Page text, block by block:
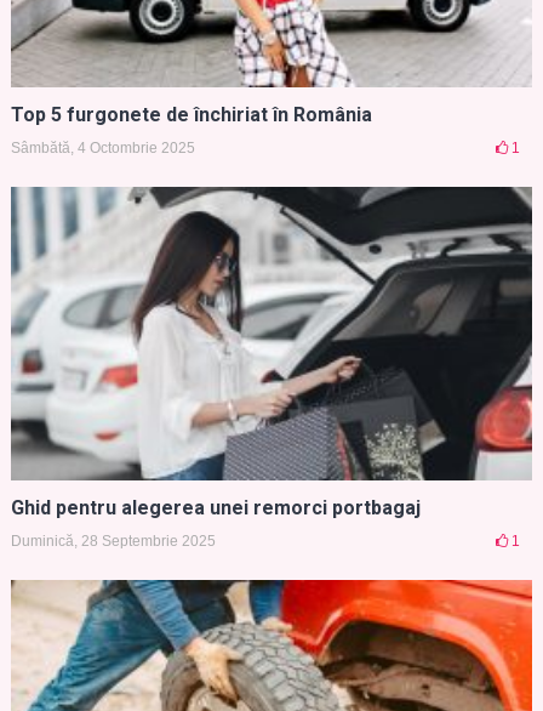
Top 5 furgonete de închiriat în România
Sâmbătă, 4 Octombrie 2025 1
Ghid pentru alegerea unei remorci portbagaj
Duminică, 28 Septembrie 2025 1